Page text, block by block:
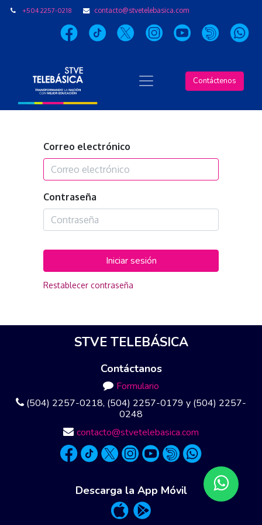
+504 2257-0218 contacto@stvetelebasica.com
Contáctenos
Correo electrónico
Contraseña
Iniciar sesión
Restablecer contraseña
STVE TELEBÁSICA
Contáctanos
Formulario
(504) 2257-0218, (504) 2257-0179 y (504) 2257-
0248
contacto@stvetelebasica.com
Descarga la App Móvil